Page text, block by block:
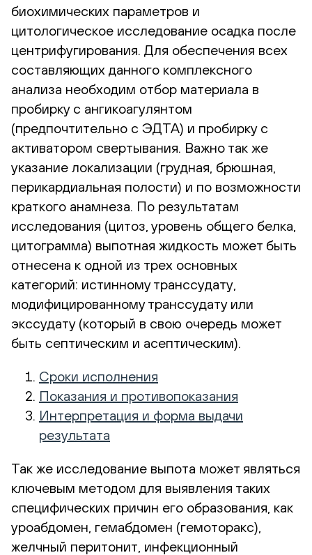
биохимических параметров и
цитологическое исследование осадка после
центрифугирования. Для обеспечения всех
составляющих данного комплексного
анализа необходим отбор материала в
пробирку с ангикоагулянтом
(предпочтительно с ЭДТА) и пробирку с
активатором свертывания. Важно так же
указание локализации (грудная, брюшная,
перикардиальная полости) и по возможности
краткого анамнеза. По результатам
исследования (цитоз, уровень общего белка,
цитограмма) выпотная жидкость может быть
отнесена к одной из трех основных
категорий: истинному транссудату,
модифицированному транссудату или
экссудату (который в свою очередь может
быть септическим и асептическим).
Сроки исполнения
Показания и противопоказания
Интерпретация и форма выдачи
результата
Так же исследование выпота может являться
ключевым методом для выявления таких
специфических причин его образования, как
уроабдомен, гемабдомен (гемоторакс),
желчный перитонит, инфекционный